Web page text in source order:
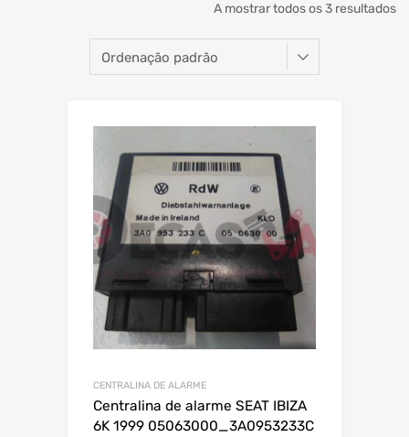
A mostrar todos os 3 resultados
CENTRALINA DE ALARME
Centralina de alarme SEAT IBIZA
6K 1999 05063000_3A0953233C